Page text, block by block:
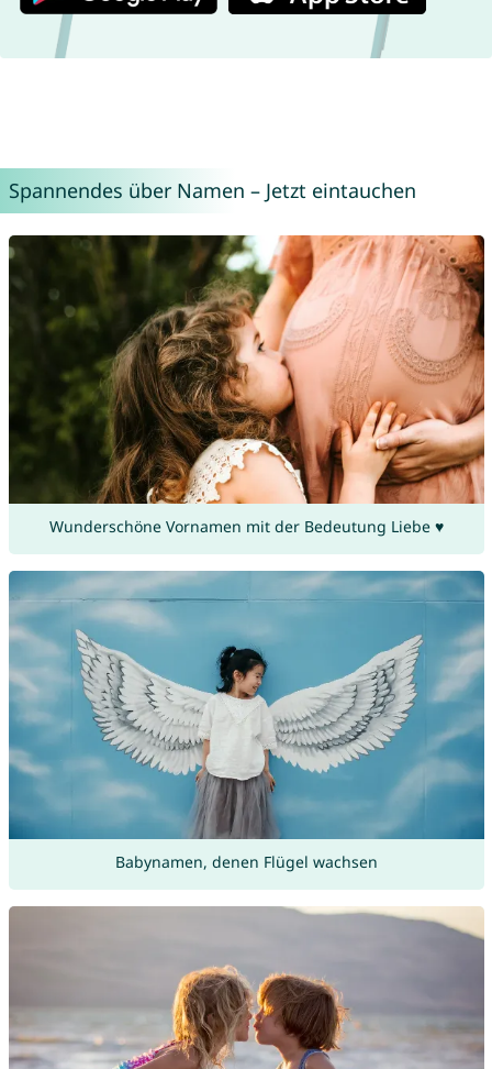
Spannendes über Namen – Jetzt eintauchen
Wunderschöne Vornamen mit der Bedeutung Liebe ♥
Babynamen, denen Flügel wachsen